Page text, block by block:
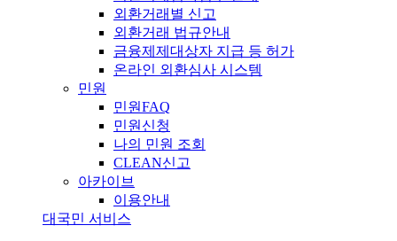
외환거래별 신고
외환거래 법규안내
금융제제대상자 지급 등 허가
온라인 외환심사 시스템
민원
민원FAQ
민원신청
나의 민원 조회
CLEAN신고
아카이브
이용안내
대국민 서비스